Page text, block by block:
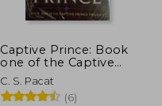
10%
dcto.
$
Captive Prince: Book
one of the Captive
Prince Trilogy (en
Inglés)
C. S. Pacat
(6)